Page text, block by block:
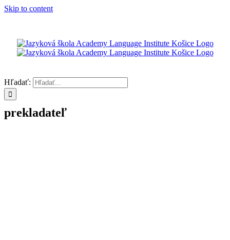
Skip to content
Hľadať:
prekladateľ